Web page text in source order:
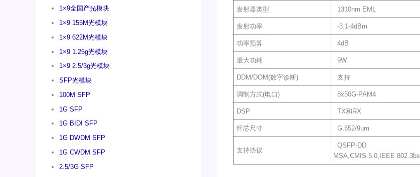
1×9全国产光模块
1×9 155M光模块
1×9 622M光模块
1×9 1.25g光模块
1×9 2.5/3g光模块
SFP光模块
100M SFP
1G SFP
1G BIDI SFP
1G DWDM SFP
1G CWDM SFP
2.5/3G SFP
发射器类型 1310nm EML
发射功率 -3.1-4dBm
功率预算 4dB
最大功耗 9W
DDM/DOM(数字诊断) 支持
调制方式(电口) 8x50G-PAM4
DSP TX和RX
纤芯尺寸 G.652/9um
支持协议
QSFP-DD
MSA,CMIS.5.0,IEEE 802.3bs